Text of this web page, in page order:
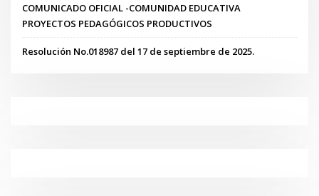
COMUNICADO OFICIAL -COMUNIDAD EDUCATIVA
PROYECTOS PEDAGÓGICOS PRODUCTIVOS
Resolución No.018987 del 17 de septiembre de 2025.